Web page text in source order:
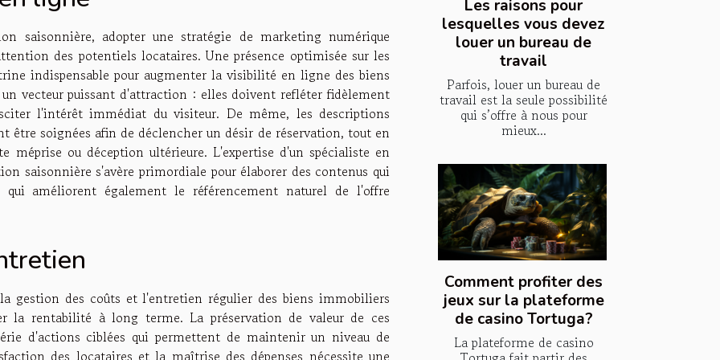
saisonnière, adopter une stratégie de marketing numérique
des potentiels locataires. Une présence optimisée sur les
indispensable pour augmenter la visibilité en ligne des biens
vecteur puissant d'attraction : elles doivent refléter fidèlement
l'intérêt immédiat du visiteur. De même, les descriptions
être soignées afin de déclencher un désir de réservation, tout en
méprise ou déception ultérieure. L'expertise d'un spécialiste en
saisonnière s'avère primordiale pour élaborer des contenus qui
améliorent également le référencement naturel de l'offre
gestion des coûts et l'entretien régulier des biens immobiliers
la rentabilité à long terme. La préservation de valeur de ces
d'actions ciblées qui permettent de maintenir un niveau de
des locataires et la maîtrise des dépenses nécessite une
Les raisons pour
lesquelles vous devez
louer un bureau de
travail
Parfois, louer un bureau de
travail est la seule possibilité
qui s’offre à nous pour
mieux...
Comment profiter des
jeux sur la plateforme
de casino Tortuga?
La plateforme de casino